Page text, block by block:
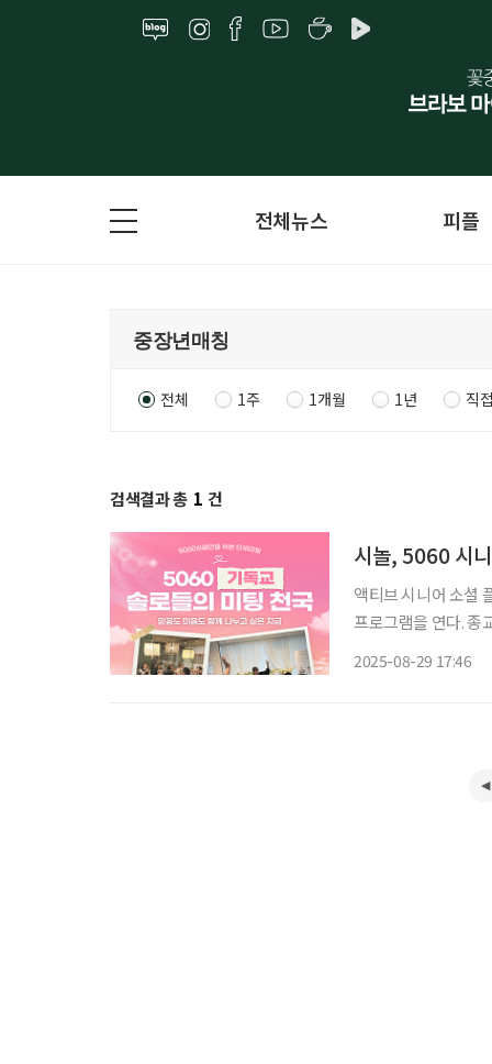
전체뉴스 피플
전체 1주 1개월 1년 직
검색결과 총 1 건
시놀, 5060 시
액티브 시니어 소셜
프로그램을 연다. 종교·
2025-08-29 17:46